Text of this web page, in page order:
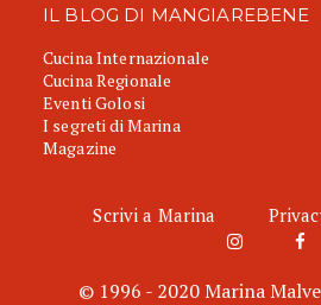
IL BLOG DI MANGIAREBENE
Cucina Internazionale
Cucina Regionale
Eventi Golosi
I segreti di Marina
Magazine
Scrivi a Marina
© 1996 - 2020 Marina